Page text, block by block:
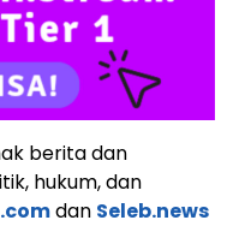
berita dan
hukum, dan
dan Seleb.news